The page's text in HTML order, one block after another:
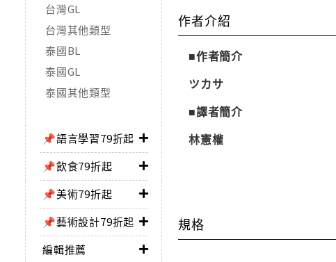
台灣GL
台灣其他類型
泰國BL
泰國GL
泰國其他類型
📌語言學習79折起
📌飲食79折起
📌美術79折起
📌藝術設計79折起
編輯推薦
作者介紹
■作者簡介
ツカサ
■譯者簡介
林憲權
規格